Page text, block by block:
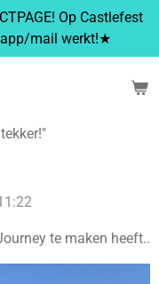
Op Castlefest
mail werkt!★
te maken heeft..